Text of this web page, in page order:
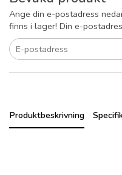
Ange din e-postadress
finns i lager! Din e-
Produktbeskrivning